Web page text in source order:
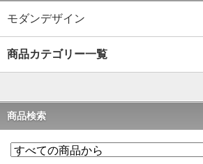
モダンデザイン
商品カテゴリー一覧
商品検索